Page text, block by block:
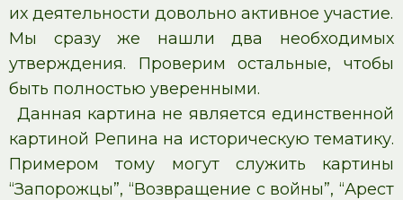
их деятельности довольно активное участие.
Мы сразу же нашли два необходимых
утверждения. Проверим остальные, чтобы
быть полностью уверенными.
Данная картина не является единственной
картиной Репина на историческую тематику.
Примером тому могут служить картины
“Запорожцы”, “Возвращение с войны”, “Арест